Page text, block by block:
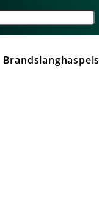
Brandslanghaspels